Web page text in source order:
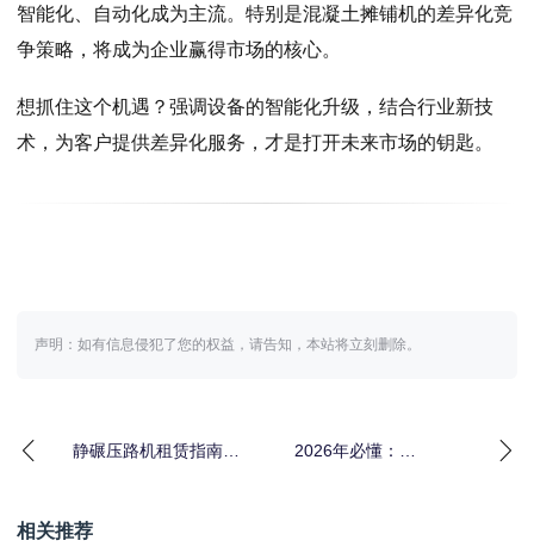
智能化、自动化成为主流。特别是混凝土摊铺机的差异化竞
争策略，将成为企业赢得市场的核心。
想抓住这个机遇？强调设备的智能化升级，结合行业新技
术，为客户提供差异化服务，才是打开未来市场的钥匙。
声明：如有信息侵犯了您的权益，请告知，本站将立刻删除。
静碾压路机租赁指南：
2026年必懂：
相关推荐